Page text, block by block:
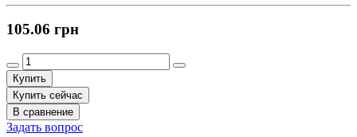
105.06 грн
Купить
Купить сейчас
В сравнение
Задать вопрос